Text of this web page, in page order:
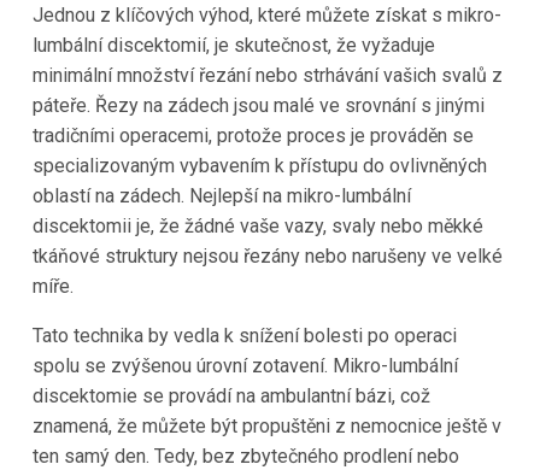
Jednou z klíčových výhod, které můžete získat s mikro-
lumbální discektomií, je skutečnost, že vyžaduje
minimální množství řezání nebo strhávání vašich svalů z
páteře. Řezy na zádech jsou malé ve srovnání s jinými
tradičními operacemi, protože proces je prováděn se
specializovaným vybavením k přístupu do ovlivněných
oblastí na zádech. Nejlepší na mikro-lumbální
discektomii je, že žádné vaše vazy, svaly nebo měkké
tkáňové struktury nejsou řezány nebo narušeny ve velké
míře.
Tato technika by vedla k snížení bolesti po operaci
spolu se zvýšenou úrovní zotavení. Mikro-lumbální
discektomie se provádí na ambulantní bázi, což
znamená, že můžete být propuštěni z nemocnice ještě v
ten samý den. Tedy, bez zbytečného prodlení nebo